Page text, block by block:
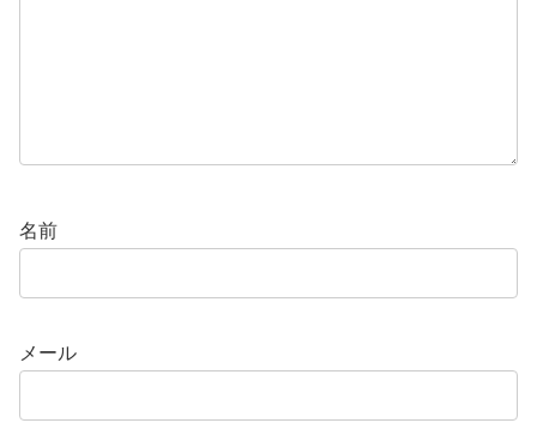
名前
メール